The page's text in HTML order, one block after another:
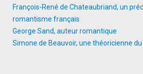
François-René de Chateaubriand, un
romantisme français
George Sand, auteur romantique
Simone de Beauvoir, une théoricienne